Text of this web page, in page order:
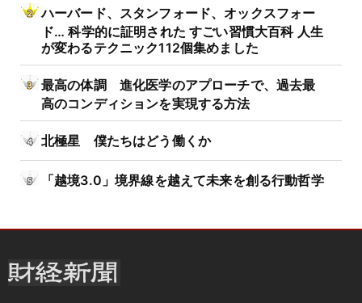
ハーバード、スタンフォード、オックスフォー
ド… 科学的に証明された すごい習慣大百科 人生
が変わるテクニック112個集めました
最高の体調 進化医学のアプローチで、過去最
高のコンディションを実現する方法
北極星 僕たちはどう働くか
「越境3.0」境界線を越えて未来を創る行動哲学